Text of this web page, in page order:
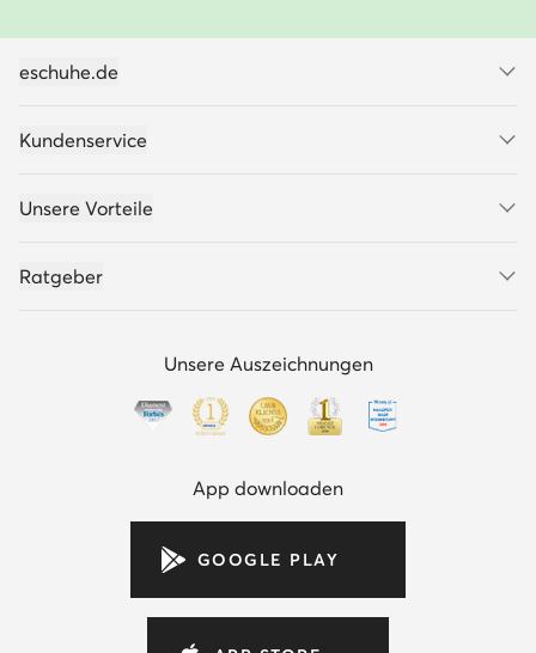
eschuhe.de
Kundenservice
Unsere Vorteile
Ratgeber
Unsere Auszeichnungen
App downloaden
GOOGLE PLAY